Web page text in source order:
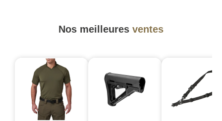
Nos meilleures ventes